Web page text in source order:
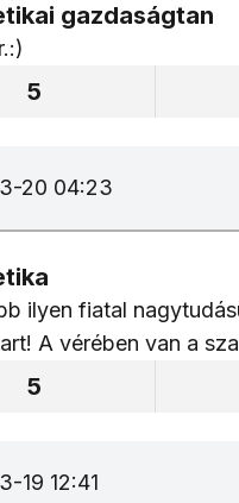
gazdaságtan
5
20 04:23
ilyen fiatal
A vérében van a
5
19 12:41